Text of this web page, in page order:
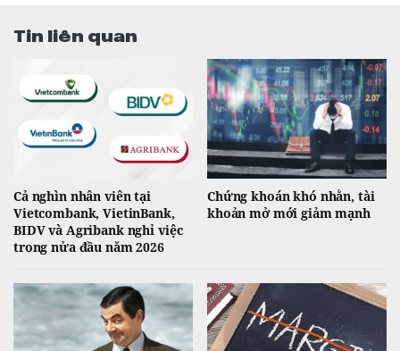
Tin liên quan
Cả nghìn nhân viên tại
Vietcombank, VietinBank,
BIDV và Agribank nghỉ việc
trong nửa đầu năm 2026
Chứng khoán khó nhằn, tài
khoản mở mới giảm mạnh